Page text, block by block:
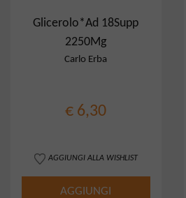
Glicerolo*Ad 18Supp
2250Mg
Carlo Erba
€ 6,30
AGGIUNGI ALLA WISHLIST
AGGIUNGI